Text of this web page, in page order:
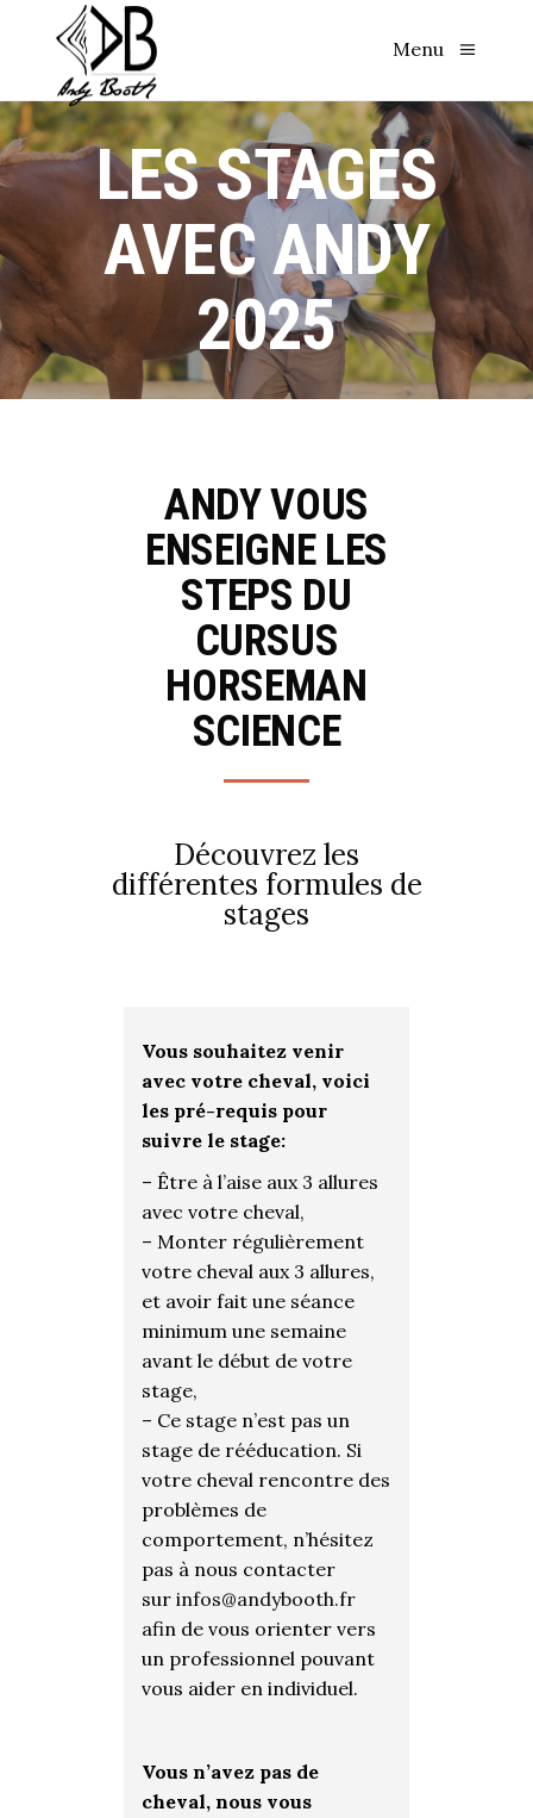
Menu
LES STAGES
AVEC ANDY
2025
ANDY VOUS
ENSEIGNE LES
STEPS DU
CURSUS
HORSEMAN
SCIENCE
Découvrez les
différentes formules de
stages
Vous souhaitez venir
avec votre cheval, voici
les pré-requis pour
suivre le stage:
– Être à l’aise aux 3 allures
avec votre cheval,
– Monter régulièrement
votre cheval aux 3 allures,
et avoir fait une séance
minimum une semaine
avant le début de votre
stage,
– Ce stage n’est pas un
stage de rééducation. Si
votre cheval rencontre des
problèmes de
comportement, n’hésitez
pas à nous contacter
sur infos@andybooth.fr
afin de vous orienter vers
un professionnel pouvant
vous aider en individuel.
Vous n’avez pas de
cheval, nous vous